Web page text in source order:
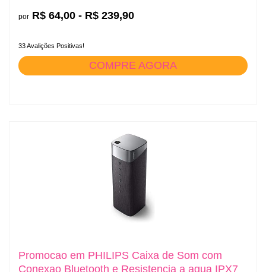
por R$ 64,00 - R$ 239,90
33 Avalições Positivas!
COMPRE AGORA
Promocao em PHILIPS Caixa de Som com
Conexao Bluetooth e Resistencia a agua IPX7